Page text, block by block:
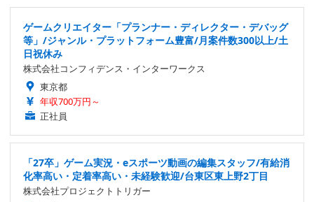
ゲームクリエイター「プランナー・ディレクター・デバッグ
等」/ジャンル・プラットフォーム豊富/月案件数300以上/土
日祝休み
株式会社コンフィデンス・インターワークス
東京都
年収700万円～
正社員
「27卒」ゲーム実況・eスポーツ動画の編集スタッフ/有給消
化率高い・定着率高い・未経験歓迎/台東区東上野2丁目
株式会社プロジェクトトリガー